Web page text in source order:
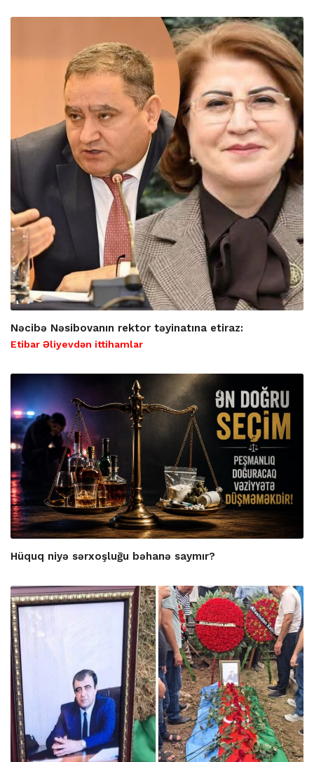
Nəcibə Nəsibovanın rektor təyinatına etiraz:
Etibar Əliyevdən ittihamlar
Hüquq niyə sərxoşluğu bəhanə saymır?